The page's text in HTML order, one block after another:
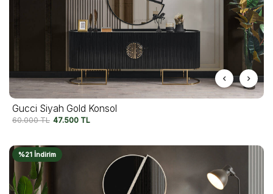
Gucci Siyah Gold Konsol
60.000TL 47.500 TL
%21 İndirim